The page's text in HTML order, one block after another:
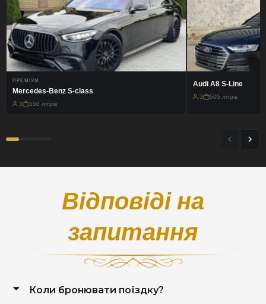
ПРЕМІУМ
Mercedes-Benz S-class
3 550 літрів
Audi A8 S-Line
3 505 літрів
Відповіді на
запитання
Коли бронювати поїздку?